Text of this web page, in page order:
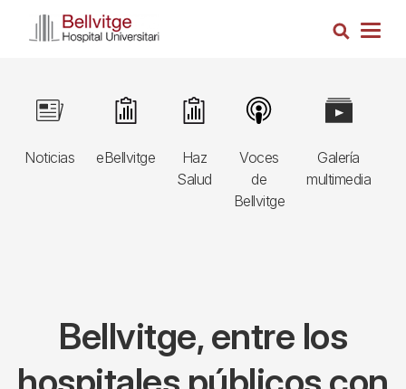
Busca
Navegació
principal
3r
Noticias
Image
eBellvitge
Image
Haz
Salud
Image
Voces
de
Bellvitge
Image
Galería
multimedia
Image
Bellvitge, entre los